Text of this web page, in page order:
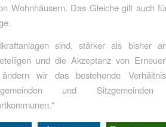
Wohnhäusern. Das Gleiche gilt auch
sind, stärker als bisher
und die Akzeptanz von
wir das bestehende
und